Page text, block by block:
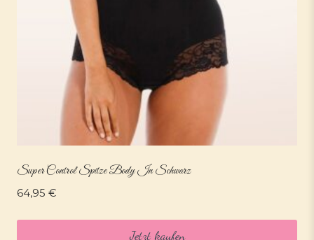
Super Control Spitze Body In Schwarz
64,95 €
Jetzt kaufen